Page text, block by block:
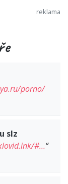
porno/
slz
#…“